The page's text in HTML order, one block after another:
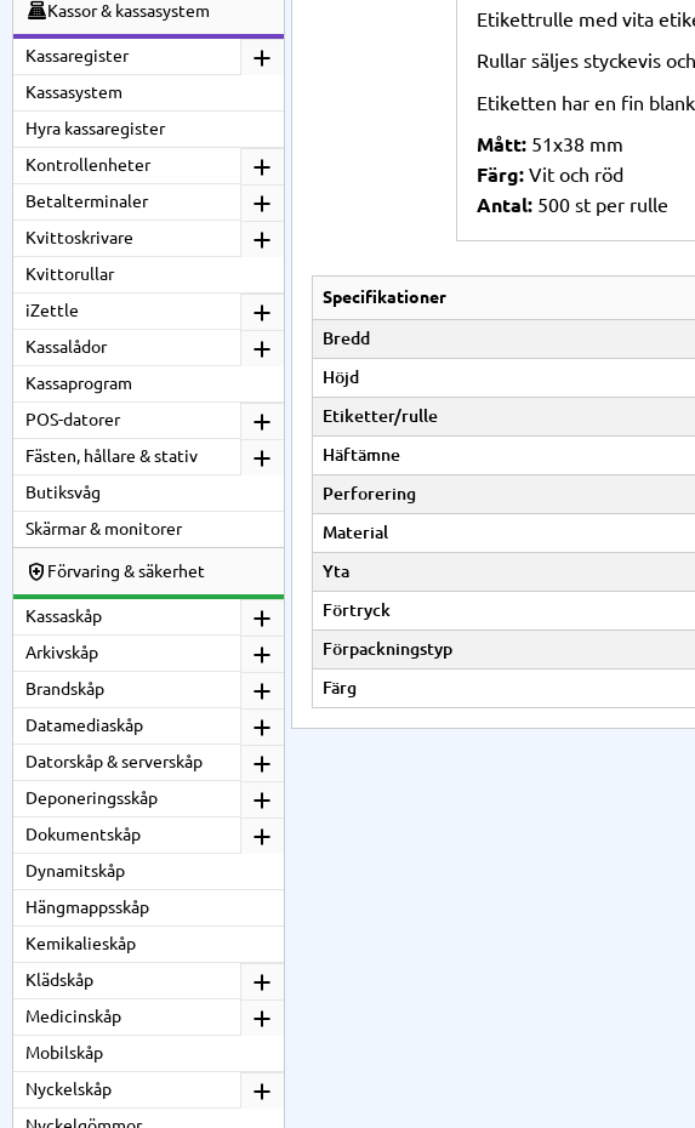
Etikettrulle med vita
Rullar säljes styckevis
Etiketten har en fin
Mått:51x38 mm
Färg:Vit och röd
Antal:500 st per rulle
Specifikationer
Bredd
Höjd
Etiketter/rulle
Häftämne
Perforering
Material
Yta
Förtryck
Förpackningstyp
Färg
Kassor & kassasystem
Kassaregister
Kassasystem
Hyra kassaregister
Kontrollenheter
Betalterminaler
Kvittoskrivare
Kvittorullar
iZettle
Kassalådor
Kassaprogram
POS-datorer
Fästen, hållare & stativ
Butiksvåg
Skärmar & monitorer
Förvaring & säkerhet
Kassaskåp
Arkivskåp
Brandskåp
Datamediaskåp
Datorskåp & serverskåp
Deponeringsskåp
Dokumentskåp
Dynamitskåp
Hängmappsskåp
Kemikalieskåp
Klädskåp
Medicinskåp
Mobilskåp
Nyckelskåp